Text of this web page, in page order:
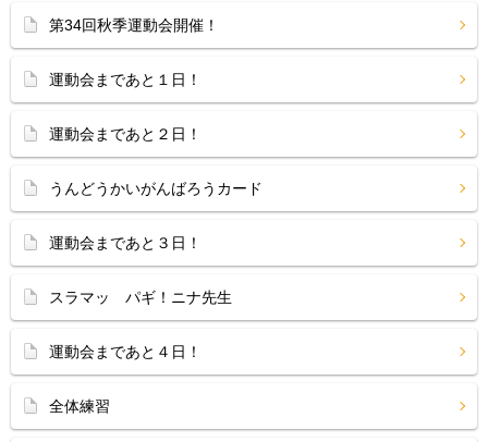
第34回秋季運動会開催！
運動会まであと１日！
運動会まであと２日！
うんどうかいがんばろうカード
運動会まであと３日！
スラマッ パギ！ニナ先生
運動会まであと４日！
全体練習